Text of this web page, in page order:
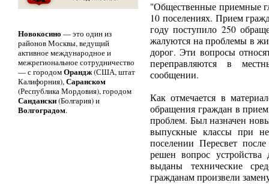
"Общественные приемные
10 поселениях. Прием
году поступило 250
жалуются на проблемы в
дорог. Эти вопросы
переправляются в
сообщении.
Как отмечается в
обращения граждан в
проблем. Был назначен
выпускные классы при
поселении Пересвет
решен вопрос
выданы технические
гражданам произвели
Новокосино — это один из
районов Москвы, ведущий
активное международное и
межрегиональное сотрудничество
— с городомОрандж(США, штат
Калифорния),Саранском
(Республика Мордовия), городом
Сандански(Болгария) и
Волгоградом.